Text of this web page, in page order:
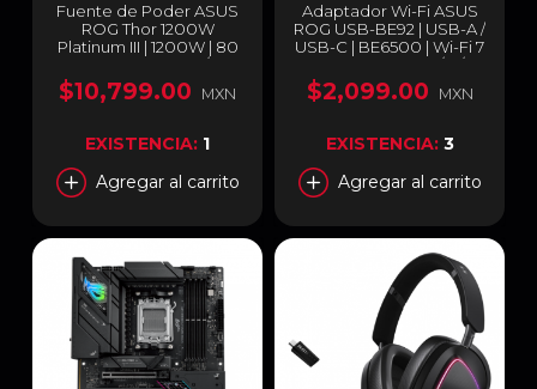
Fuente de Poder ASUS
ROG Thor 1200W
Platinum III | 1200W | 80
PLUS Platinum /
Cybenetics Platinum |
190 mm | Full Modular |
Pantalla Magnética
OLED | Modo Turbo |
Certificación Lambda
A++ | ARGB | Negro |
GAMING
$10,799.00 MXN
EXISTENCIA: 1
Agregar al carrito
Adaptador Wi-Fi ASUS
ROG USB-BE92 | USB-A /
USB-C | BE6500 | Wi-Fi 7
| Triple Banda 2.4 / 5 / 6
GHz | ROG USB-BE92
$2,099.00 MXN
EXISTENCIA: 3
Agregar al carrito